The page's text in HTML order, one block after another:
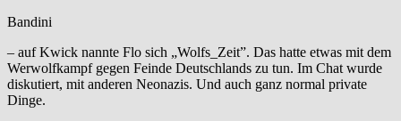
Bandini
– auf Kwick nannte Flo sich „Wolfs_Zeit”. Das hatte etwas mit dem
Werwolfkampf gegen Feinde Deutschlands zu tun. Im Chat wurde
diskutiert, mit anderen Neonazis. Und auch ganz normal private
Dinge.